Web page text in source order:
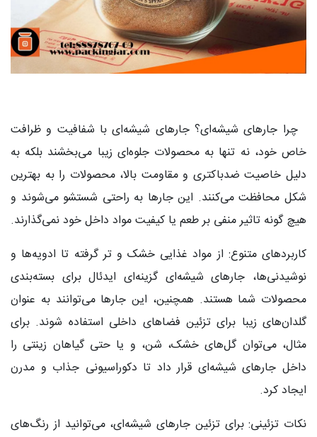
چرا جارهای شیشه‌ای؟ جارهای شیشه‌ای با شفافیت و ظرافت
خاص خود، نه تنها به محصولات جلوه‌ای زیبا می‌بخشند بلکه به
دلیل خاصیت ضدباکتری و مقاومت بالا، محصولات را به بهترین
شکل محافظت می‌کنند. این جارها به راحتی شستشو می‌شوند و
هیچ گونه تاثیر منفی بر طعم یا کیفیت مواد داخل خود نمی‌گذارند.
کاربردهای متنوع: از مواد غذایی خشک و تر گرفته تا ادویه‌ها و
نوشیدنی‌ها، جارهای شیشه‌ای گزینه‌ای ایدئال برای بسته‌بندی
محصولات شما هستند. همچنین، این جارها می‌توانند به عنوان
گلدان‌های زیبا برای تزئین فضاهای داخلی استفاده شوند. برای
مثال، می‌توان گل‌های خشک، شن، و یا حتی گیاهان زینتی را
داخل جارهای شیشه‌ای قرار داد تا دکوراسیونی جذاب و مدرن
ایجاد کرد.
نکات تزئینی: برای تزئین جارهای شیشه‌ای، می‌توانید از رنگ‌های